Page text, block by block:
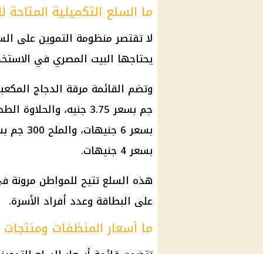
ما السلع التكميلية المتاحة
لا تقتصر منظومة التموين على
يحتاجها البيت المصري في
بسعر 4 جنيهات.
هذه السلع تتيح للمواطن مرونة
على البطاقة وعدد أفراد الأسرة.
ما أسعار المنظفات ومنتجات